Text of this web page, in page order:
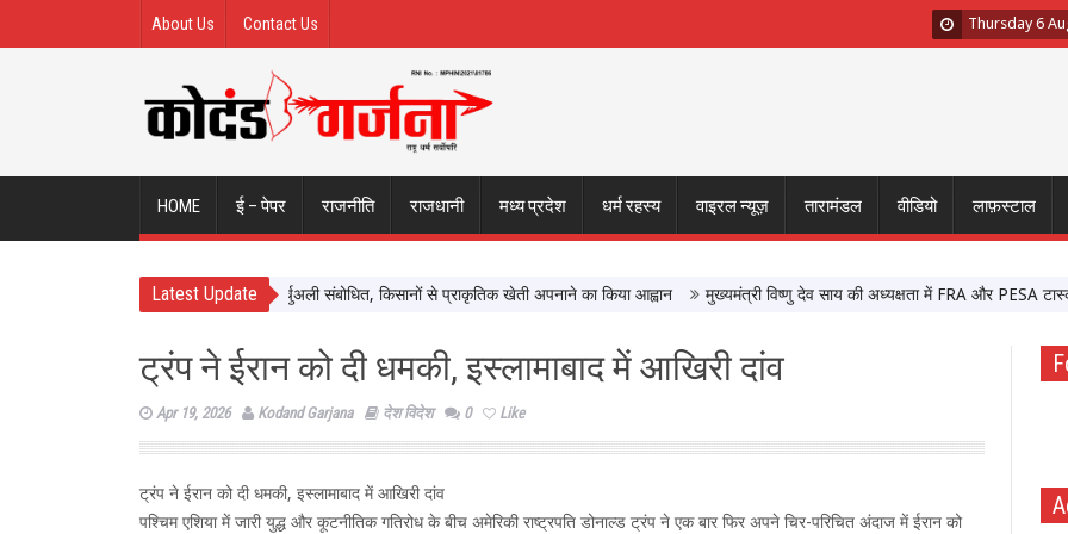
About Us Contact Us Thursday 6
HOME ई – पेपर राजनीति राजधानी मध्य प्रदेश धर्म रहस्य वाइरल न्यूज़ तारामंडल वीडियो लाफ़स्टाल
Latest Update
के बलराम कृषि महोत्सव को किया वर्चुअली संबोधित, किसानों से प्राकृतिक खेती अपनाने का किया आह्वान मुख्यमंत्री विष्णु देव साय की अध्यक्षता में FRA और PESA टास्क फोर्स
ट्रंप ने ईरान को दी धमकी, इस्लामाबाद में आखिरी दांव
Apr 19, 2026 Kodand Garjana देश विदेश 0 Like
ट्रंप ने ईरान को दी धमकी, इस्लामाबाद में आखिरी दांव
पश्चिम एशिया में जारी युद्ध और कूटनीतिक गतिरोध के बीच अमेरिकी राष्ट्रपति डोनाल्ड ट्रंप ने एक बार फिर अपने चिर-परिचित अंदाज में ईरान को